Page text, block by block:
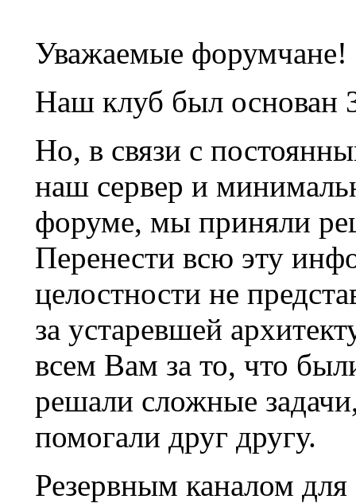
Уважаемые форумчане!
Наш клуб был основан
Но, в связи с
наш сервер и
форуме, мы приняли
Перенести всю эту
целостности не
за устаревшей
всем Вам за то, что
решали сложные
помогали друг другу.
Резервным каналом